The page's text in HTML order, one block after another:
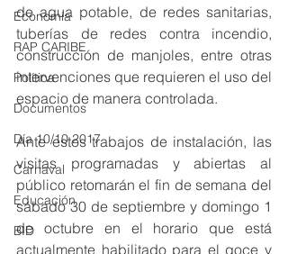
Economía
RAP CARIBE
Política
Documentos
Día 10/10 2017
Carnaval
Educación
BID
de agua potable, de redes sanitarias,
tuberías de redes contra incendio,
construcción de manjoles, entre otras
intervenciones que requieren el uso del
espacio de manera controlada.
Ante estos trabajos de instalación, las
visitas programadas y abiertas al
público retomarán el fin de semana del
sábado 30 de septiembre y domingo 1
de octubre en el horario que está
actualmente habilitado para el goce y